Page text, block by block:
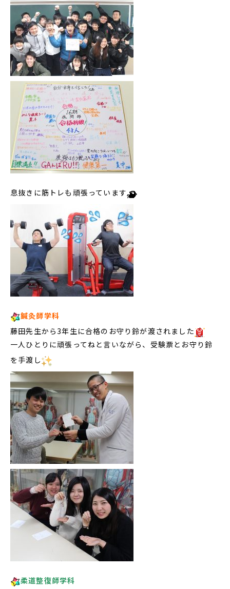
息抜きに筋トレも頑張っています
鍼灸師学科
藤田先生から3年生に合格のお守り鈴が渡されました
一人ひとりに頑張ってねと言いながら、受験票とお守り鈴
を手渡し
柔道整復師学科